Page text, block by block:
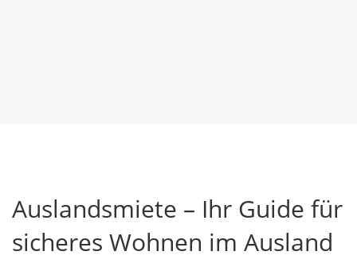
Auslandsmiete – Ihr Guide für
sicheres Wohnen im Ausland